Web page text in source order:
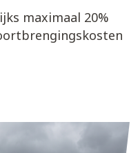
maximaal 20%